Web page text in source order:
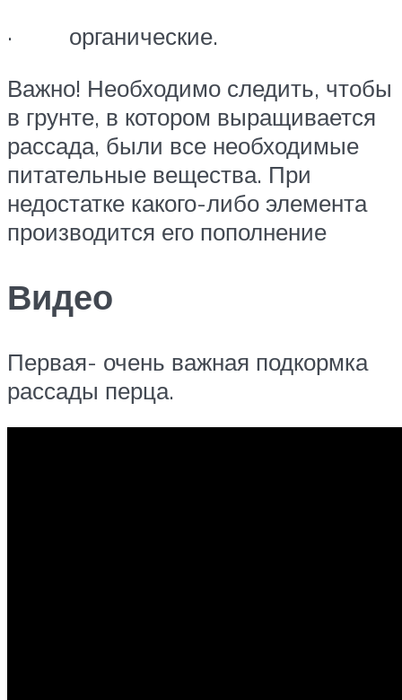
· органические.
Важно! Необходимо следить, чтобы
в грунте, в котором выращивается
рассада, были все необходимые
питательные вещества. При
недостатке какого-либо элемента
производится его пополнение
Видео
Первая- очень важная подкормка
рассады перца.